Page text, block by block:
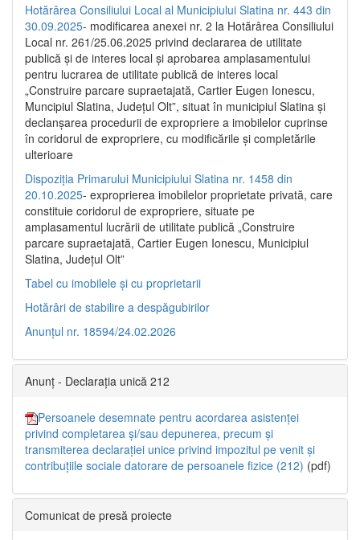
Hotărârea Consiliului Local al Municipiului Slatina nr. 443 din
30.09.2025- modificarea anexei nr. 2 la Hotărârea Consiliului
Local nr. 261/25.06.2025 privind declararea de utilitate
publică şi de interes local şi aprobarea amplasamentului
pentru lucrarea de utilitate publică de interes local
„Construire parcare supraetajată, Cartier Eugen Ionescu,
Muncipiul Slatina, Judeţul Olt”, situat în municipiul Slatina şi
declanşarea procedurii de expropriere a imobilelor cuprinse
în coridorul de expropriere, cu modificările şi completările
ulterioare
Dispoziția Primarului Municipiului Slatina nr. 1458 din
20.10.2025- exproprierea imobilelor proprietate privată, care
constituie coridorul de expropriere, situate pe
amplasamentul lucrării de utilitate publică „Construire
parcare supraetajată, Cartier Eugen Ionescu, Municipiul
Slatina, Județul Olt”
Tabel cu imobilele și cu proprietarii
Hotărâri de stabilire a despăgubirilor
Anunțul nr. 18594/24.02.2026
Anunț - Declarația unică 212
Persoanele desemnate pentru acordarea asistenței
privind completarea și/sau depunerea, precum și
transmiterea declarației unice privind impozitul pe venit și
contribuțiile sociale datorare de persoanele fizice (212) (pdf)
Comunicat de presă proiecte